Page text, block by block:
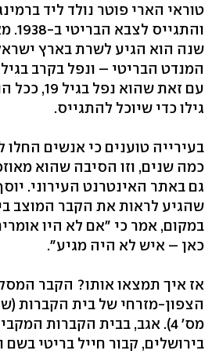
טוראי הארי פוטר נולד ליד
שנה הוא הגיע לשרת בארץ
עם זאת שהוא
גילו כדי שיוכל להתגייס.
בעירייה טוענים כי אנשים החלו
כמה שנים, וזו הסיבה שהוא
גם באתר האינטרנט העירוני.
במקום, אמר כי "אם לא היו
כאן – איש לא היה מגיע".
אז איך תמצאו אותו? הקבר
מס' 4). אגב, בבית הקברות
בירושלים, קבור חייל בריטי בשם